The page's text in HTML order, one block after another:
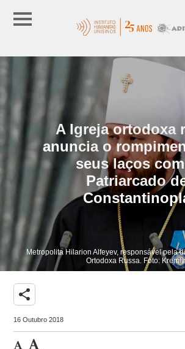
A Igreja ortodoxa
anuncia o
seus laços
Patriarcado
Metropolita Hilarion Alfeyev, responsável pela
Ortodoxa Russa. Foto:
share
16 Outubro 2018